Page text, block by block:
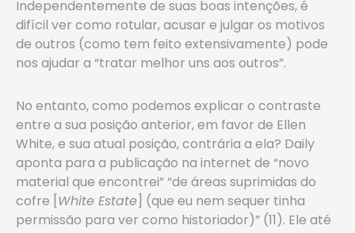
Independentemente ­de suas boas intenções, é
difícil ver como rotular, acusar e julgar os motivos
de outros (como tem feito extensivamente) pode
nos ajudar a “tratar melhor uns aos outros”.
No entanto, como podemos explicar o contraste
entre a sua posição anterior, em favor de Ellen
White, e sua atual posição, contrária a ela? Daily
aponta para a publicação na internet de “novo
material que encontrei” “de áreas suprimidas do
cofre [ White Estate ] (que eu nem sequer tinha
permissão para ver como historiador)” (11). Ele até